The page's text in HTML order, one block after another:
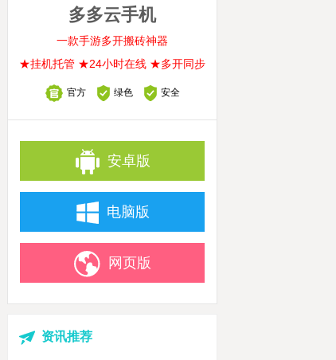
多多云手机
一款手游多开搬砖神器
★挂机托管 ★24小时在线 ★多开同步
官方 绿色 安全
安卓版
电脑版
网页版
资讯推荐